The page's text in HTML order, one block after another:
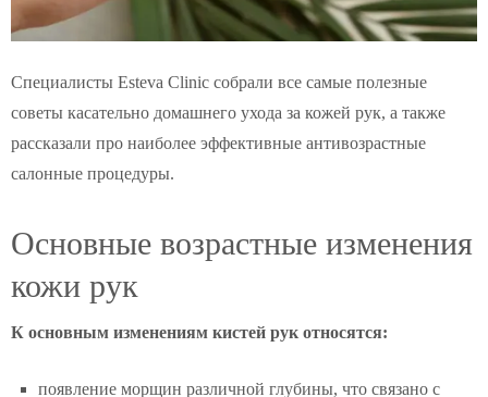
Специалисты Esteva Clinic собрали все самые полезные
советы касательно домашнего ухода за кожей рук, а также
рассказали про наиболее эффективные антивозрастные
салонные процедуры.
Основные возрастные изменения
кожи рук
К основным изменениям кистей рук относятся:
появление морщин различной глубины, что связано с